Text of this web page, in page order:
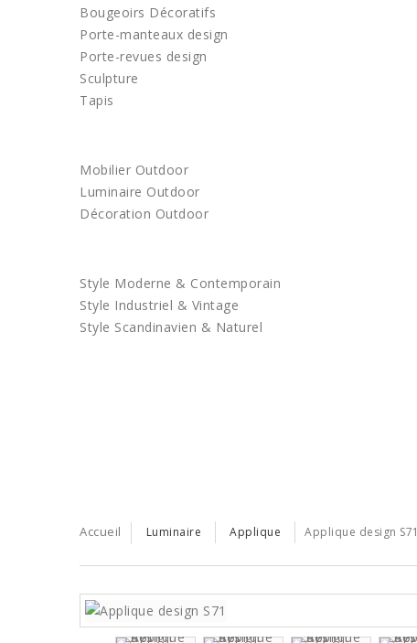
Bougeoirs Décoratifs
Porte-manteaux design
Porte-revues design
Sculpture
Tapis
Mobilier Outdoor
Luminaire Outdoor
Décoration Outdoor
Style Moderne & Contemporain
Style Industriel & Vintage
Style Scandinavien & Naturel
Accueil Luminaire Applique Applique design S71